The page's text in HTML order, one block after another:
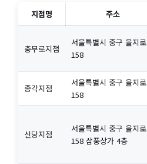
지점명 주소
충무로지점
서울특별시 중구 을지로
158
종각지점
서울특별시 중구 을지로
158
신당지점
서울특별시 중구 을지로
158 삼풍상가 4층